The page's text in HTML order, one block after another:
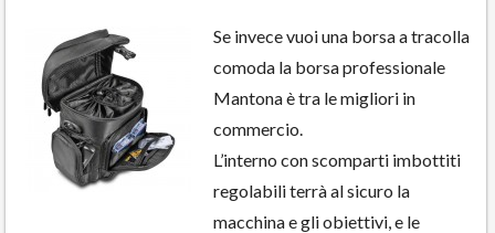
Se invece vuoi una borsa a tracolla
comoda la borsa professionale
Mantona è tra le migliori in
commercio.
L’interno con scomparti imbottiti
regolabili terrà al sicuro la
macchina e gli obiettivi, e le